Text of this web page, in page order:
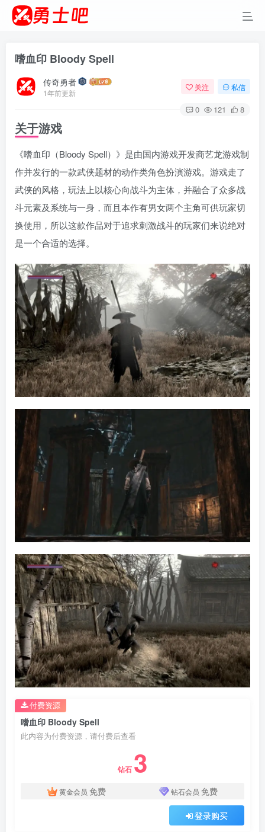
嗜血印 Bloody Spell
传奇勇者
1年前更新
关注 私信
0 121 8
关于游戏
《嗜血印（Bloody Spell）》是由国内游戏开发商艺龙游戏制
作并发行的一款武侠题材的动作类角色扮演游戏。游戏走了
武侠的风格，玩法上以核心向战斗为主体，并融合了众多战
斗元素及系统与一身，而且本作有男女两个主角可供玩家切
换使用，所以这款作品对于追求刺激战斗的玩家们来说绝对
是一个合适的选择。
嗜血印 Bloody Spell
此内容为付费资源，请付费后查看
钻石 3
黄金会员 免费 钻石会员 免费
登录购买
付费资源